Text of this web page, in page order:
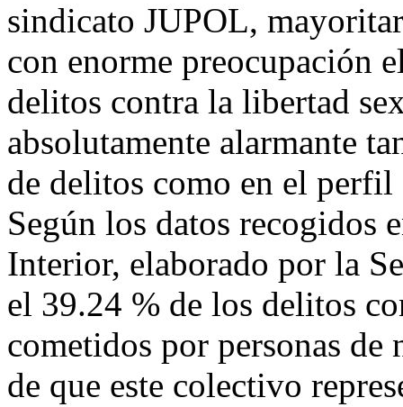
sindicato JUPOL,
con enorme preocupación
delitos contra la libertad
absolutamente alarmante
de delitos como en el perfil
Según los datos
Interior, elaborado por la
el 39.24 % de los delitos
cometidos por personas de
de que este colectivo